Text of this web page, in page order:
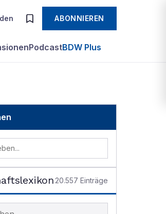
ABONNIEREN
PodcastBDW Plus
20.557 Einträge
suchen